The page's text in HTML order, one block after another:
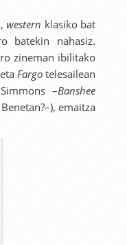
western klasiko bat
batekin nahasiz.
zineman ibilitako
Fargotelesailean
–Banshee
emaitza